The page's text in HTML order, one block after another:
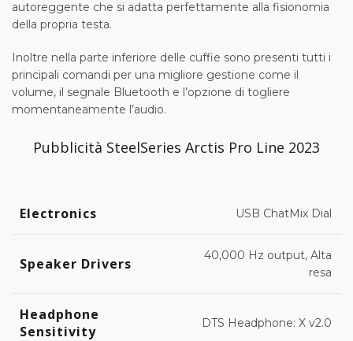
autoreggente che si adatta perfettamente alla fisionomia
della propria testa.
Inoltre nella parte inferiore delle cuffie sono presenti tutti i
principali comandi per una migliore gestione come il
volume, il segnale Bluetooth e l’opzione di togliere
momentaneamente l’audio.
Pubblicità SteelSeries Arctis Pro Line 2023
Electronics USB ChatMix Dial
Speaker Drivers
40,000 Hz output, Alta
resa
Headphone
Sensitivity
DTS Headphone: X v2.0